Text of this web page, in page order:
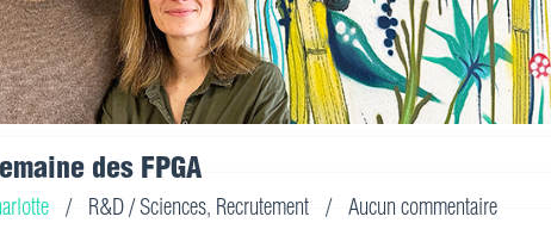
des FPGA
/ R&D / Sciences, Recrutement / Aucun commentaire